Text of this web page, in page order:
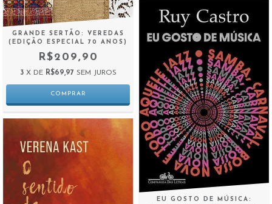
GRANDE SERTÃO: VEREDAS
(EDIÇÃO ESPECIAL 70 ANOS)
R$209,90
3 X DE R$69,97 SEM JUROS
EU GOSTO DE MÚSICA: